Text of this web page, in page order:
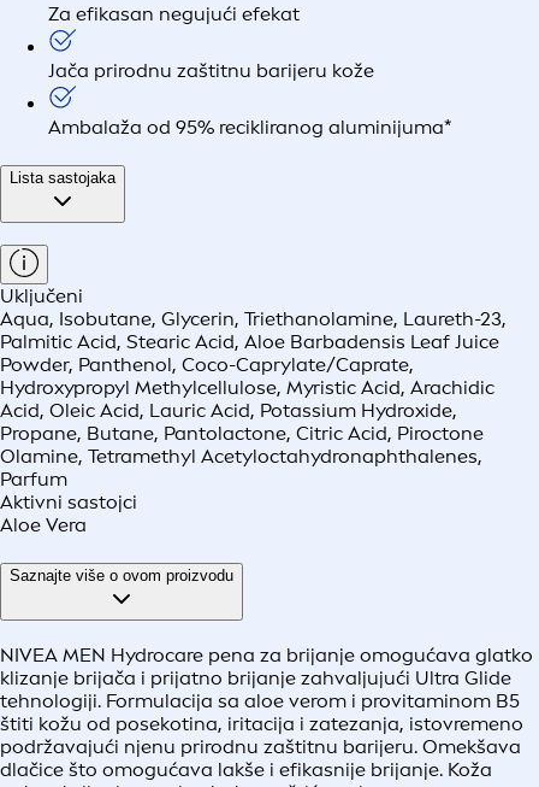
Za efikasan negujući efekat
Jača prirodnu zaštitnu barijeru kože
Ambalaža od 95% recikliranog aluminijuma*
Lista sastojaka
Uključeni
Aqua, Isobutane, Glycerin, Triethanolamine, Laureth-23,
Palmitic Acid, Stearic Acid, Aloe Barbadensis Leaf Juice
Powder, Panthenol, Coco-Caprylate/Caprate,
Hydroxypropyl Methylcellulose, Myristic Acid, Arachidic
Acid, Oleic Acid, Lauric Acid, Potassium Hydroxide,
Propane, Butane, Pantolactone, Citric Acid, Piroctone
Olamine, Tetramethyl Acetyloctahydronaphthalenes,
Parfum
Aktivni sastojci
Aloe Vera
Saznajte više o ovom proizvodu
NIVEA MEN Hydrocare pena za brijanje omogućava glatko
klizanje brijača i prijatno brijanje zahvaljujući Ultra Glide
tehnologiji. Formulacija sa aloe verom i provitaminom B5
štiti kožu od posekotina, iritacija i zatezanja, istovremeno
podržavajući njenu prirodnu zaštitnu barijeru. Omekšava
dlačice što omogućava lakše i efikasnije brijanje. Koža